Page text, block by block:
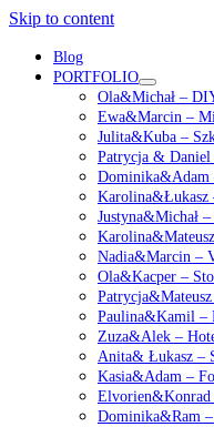
Skip to content
Blog
PORTFOLIO
open
menu
Ola&Michał –
Ewa&Marcin –
Julita&Kuba –
Patrycja &
Dominika&Adam
Karolina&Łukasz
Justyna&Michał
Nadia&Marcin –
Ola&Kacper –
Paulina&Kamil –
Zuza&Alek –
Anita& Łukasz –
Kasia&Adam –
Elvorien&Konrad
Dominika&Ram